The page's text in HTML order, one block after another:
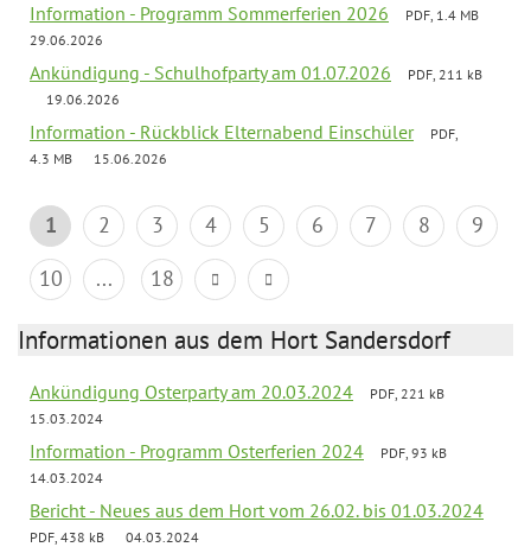
Information - Programm Sommerferien 2026
PDF, 1.4 MB
29.06.2026
Ankündigung - Schulhofparty am 01.07.2026
PDF, 211 kB
19.06.2026
Information - Rückblick Elternabend Einschüler
PDF,
4.3 MB
15.06.2026
1 2 3 4 5 6 7 8
9
10
... 18
Informationen aus dem Hort Sandersdorf
Ankündigung Osterparty am 20.03.2024
PDF, 221 kB
15.03.2024
Information - Programm Osterferien 2024
PDF, 93 kB
14.03.2024
Bericht - Neues aus dem Hort vom 26.02. bis 01.03.2024
PDF, 438 kB 04.03.2024